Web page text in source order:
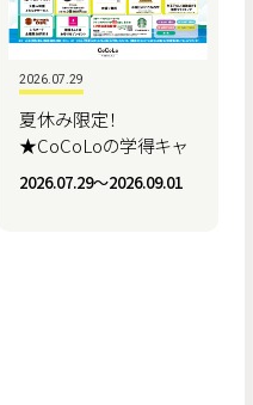
2026.07.29
夏休み限定！
★CoCoLoの学得キャ
ンペーン★
2026.07.29〜2026.09.01